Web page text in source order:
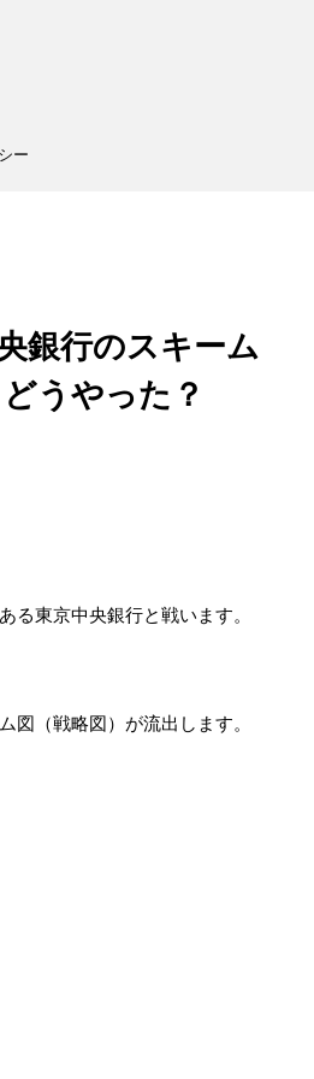
ー
銀行のスキーム
うやった？
る東京中央銀行と戦います。
図（戦略図）が流出します。